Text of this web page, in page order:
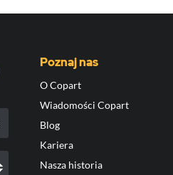
Poznaj nas
O Copart
Wiadomości Copart
Blog
Kariera
Nasza historia